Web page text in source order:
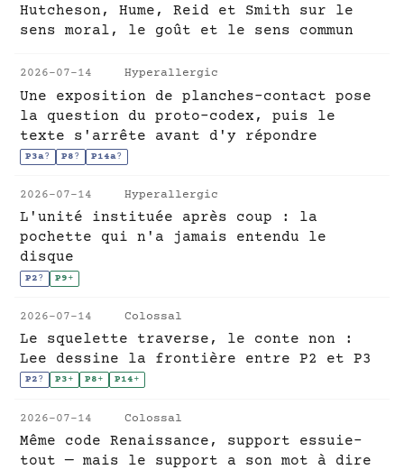
Hutcheson, Hume, Reid et Smith sur le
sens moral, le goût et le sens commun
2026-07-14 Hyperallergic
Une exposition de planches-contact pose
la question du proto-codex, puis le
texte s'arrête avant d'y répondre
P3a? P8? P14a?
2026-07-14 Hyperallergic
L'unité instituée après coup : la
pochette qui n'a jamais entendu le
disque
P2? P9+
2026-07-14 Colossal
Le squelette traverse, le conte non :
Lee dessine la frontière entre P2 et P3
P2? P3+ P8+ P14+
2026-07-14 Colossal
Même code Renaissance, support essuie-
tout — mais le support a son mot à dire